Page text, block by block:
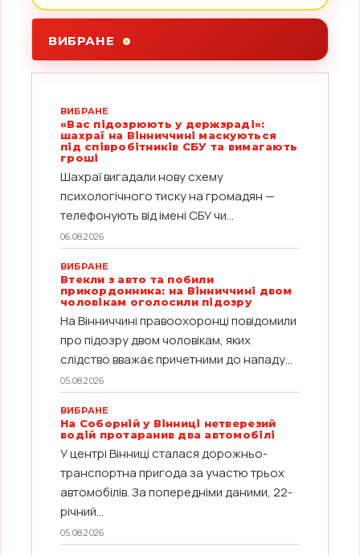
ВИБРАНЕ
ВИБРАНЕ
«Вас підозрюють у держзраді»:
шахраї на Вінниччині маскуються
під співробітників СБУ та вимагають
гроші
Шахраї вигадали нову схему
психологічного тиску на громадян —
телефонують від імені СБУ чи...
06.08.2026
ВИБРАНЕ
Втекли з авто та побили
прикордонника: на Вінниччині двом
чоловікам оголосили підозру
На Вінниччині правоохоронці повідомили
про підозру двом чоловікам, яких
слідство вважає причетними до нападу...
05.08.2026
ВИБРАНЕ
На Соборній у Вінниці нетверезий
водій протаранив два автомобілі
У центрі Вінниці сталася дорожньо-
транспортна пригода за участю трьох
автомобілів. За попередніми даними, 22-
річний...
05.08.2026